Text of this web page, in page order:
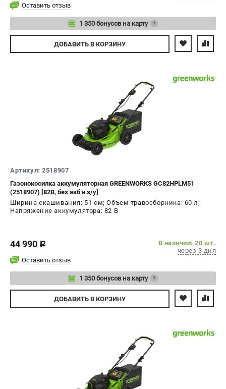
Оставить отзыв
1 350 бонусов на карту ?
Авторизуйтесь
ДОБАВИТЬ В КОРЗИНУ
Артикул: 2518907
Газонокосилка аккумуляторная GREENWORKS GC82HPLM51
(2518907) [82В, без акб и з/у]
Ширина скашивания: 51 см; Объем травосборника: 60 л;
Напряжение аккумулятора: 82 В
44 990 c
В наличии: 20 шт.
через 3 дня
Оставить отзыв
1 350 бонусов на карту ?
Авторизуйтесь
ДОБАВИТЬ В КОРЗИНУ